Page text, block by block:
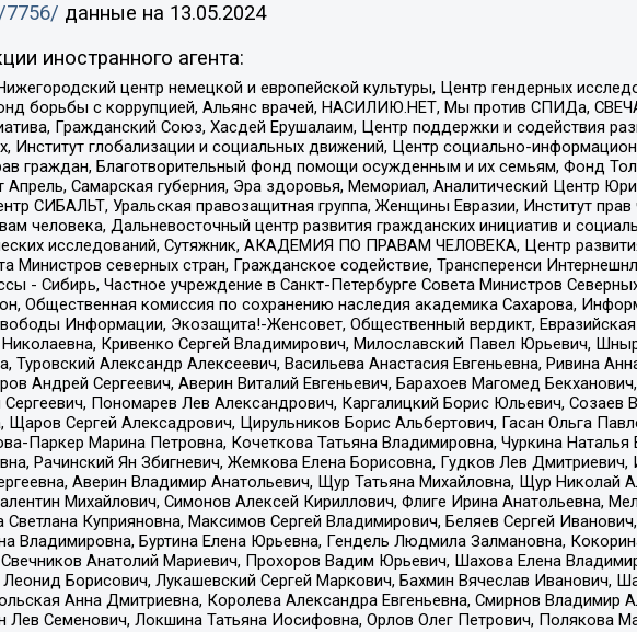
7756/ данные на 13.05.2024
иностранного агента:
центр немецкой и европейской культуры, Центр гендерных
борьбы с коррупцией, Альянс врачей, НАСИЛИЮ.НЕТ, Мы против СПИДа,
Гражданский Союз, Хасдей Ерушалаим, Центр поддержки и содействия
Институт глобализации и социальных движений, Центр социально-
граждан, Благотворительный фонд помощи осужденным и их семьям, Фонд
Апрель, Самарская губерния, Эра здоровья, Мемориал, Аналитический Центр
СИБАЛЬТ, Уральская правозащитная группа, Женщины Евразии, Институт
человека, Дальневосточный центр развития гражданских инициатив и
исследований, Сутяжник, АКАДЕМИЯ ПО ПРАВАМ ЧЕЛОВЕКА, Центр
Министров северных стран, Гражданское содействие, Трансперенси
- Сибирь, Частное учреждение в Санкт-Петербурге Совета Министров
Общественная комиссия по сохранению наследия академика Сахарова,
Информации, Экозащита!-Женсовет, Общественный вердикт,
Кривенко Сергей Владимирович, Милославский Павел Юрьевич,
Александр Алексеевич, Васильева Анастасия Евгеньевна, Ривина
Андрей Сергеевич, Аверин Виталий Евгеньевич, Барахоев Магомед
Пономарев Лев Александрович, Каргалицкий Борис Юльевич, Созаев
Сергей Алексадрович, Цирульников Борис Альбертович, Гасан Ольга
Паркер Марина Петровна, Кочеткова Татьяна Владимировна, Чуркина Наталья
Рачинский Ян Збигневич, Жемкова Елена Борисовна, Гудков Лев
Аверин Владимир Анатольевич, Щур Татьяна Михайловна, Щур Николай
Михайлович, Симонов Алексей Кириллович, Флиге Ирина Анатольевна,
Куприяновна, Максимов Сергей Владимирович, Беляев Сергей
Владимировна, Буртина Елена Юрьевна, Гендель Людмила Залмановна,
Анатолий Мариевич, Прохоров Вадим Юрьевич, Шахова Елена
Борисович, Лукашевский Сергей Маркович, Бахмин Вячеслав Иванович,
Анна Дмитриевна, Королева Александра Евгеньевна, Смирнов Владимир
Лев Семенович, Локшина Татьяна Иосифовна, Орлов Олег Петрович, Полякова